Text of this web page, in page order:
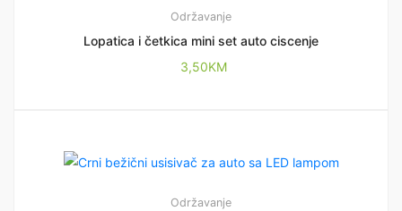
Održavanje
Lopatica i četkica mini set auto ciscenje
3,50KM
Održavanje